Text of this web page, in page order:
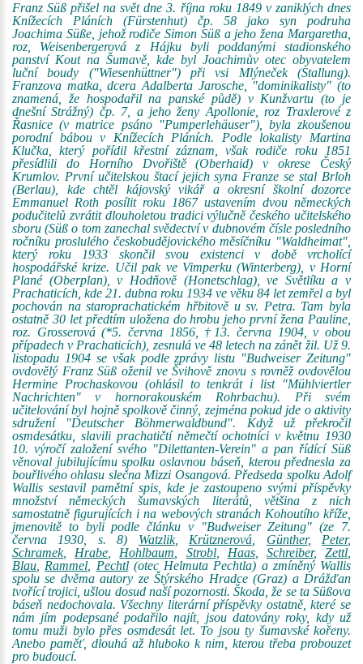
Franz Süß přišel na svět dne 3. října roku 1849 v zaniklých dnes
Knížecích Pláních (Fürstenhut) čp. 58 jako syn podruha
Joachima Süße, jehož rodiče Simon Süß a jeho žena Margaretha,
roz, Weisenbergerová z Hájku byli poddanými stadionského
panství Kout na Šumavě, kde byl Joachimův otec obyvatelem
luční boudy ("Wiesenhüttner") při vsi Mlýneček (Stallung).
Franzova matka, dcera Adalberta Jarosche, "dominikalisty" (to
znamená, že hospodařil na panské půdě) v Kunžvartu (to je
dnešní Strážný) čp. 7, a jeho ženy Apollonie, roz Traxlerové z
Řasnice (v matrice psáno "Pumperlehäuser"), byla zkoušenou
porodní bábou v Knížecích Pláních. Podle lokalisty Martina
Klučka, který pořídil křestní záznam, však rodiče roku 1851
přesídlili do Horního Dvořiště (Oberhaid) v okrese Český
Krumlov. První učitelskou štací jejich syna Franze se stal Brloh
(Berlau), kde chtěl kájovský vikář a okresní školní dozorce
Emmanuel Roth posílit roku 1867 ustavením dvou německých
podučitelů zvrátit dlouholetou tradici výlučně českého učitelského
sboru (Süß o tom zanechal svědectví v dubnovém čísle posledního
ročníku proslulého českobudějovického měsíčníku "Waldheimat",
který roku 1933 skončil svou existenci v době vrcholící
hospodářské krize. Učil pak ve Vimperku (Winterberg), v Horní
Plané (Oberplan), v Hodňově (Honetschlag), ve Světlíku a v
Prachaticích, kde 21. dubna roku 1934 ve věku 84 let zemřel a byl
pochován na staroprachatickém hřbitově u sv. Petra. Tam byla
ostatně 30 let předtím uložena do hrobu jeho první žena Pauline,
roz. Grosserová (*5. června 1856, †13. června 1904, v obou
případech v Prachaticích), zesnulá ve 48 letech na zánět žil. Už 9.
listopadu 1904 se však podle zprávy listu "Budweiser Zeitung"
ovdovělý Franz Süß oženil ve Švihově znovu s rovněž ovdovělou
Hermine Prochaskovou (ohlásil to tenkrát i list "Mühlviertler
Nachrichten" v hornorakouském Rohrbachu). Při svém
učitelování byl hojně spolkově činný, zejména pokud jde o aktivity
sdružení "Deutscher Böhmerwaldbund". Když už překročil
osmdesátku, slavili prachatičtí němečtí ochotníci v květnu 1930
10. výročí založení svého "Dilettanten-Verein" a pan řídící Süß
věnoval jubilujícímu spolku oslavnou báseň, kterou přednesla za
bouřlivého ohlasu slečna Mizzi Osangová. Předseda spolku Adolf
Wallis sestavil pamětní spis, kde je zastoupeno svými příspěvky
množství německých šumavských literátů, většina z nich
samostatně figurujících i na webových stranách Kohoutího kříže,
jmenovitě to byli podle článku v "Budweiser Zeitung" (ze 7.
června 1930, s. 8) Watzlik, Krütznerová Günther, Peter,
Schramek, Hrabe Hohlbaum Strobl, Haas, Schreiber,Zettl
Blau
Rammel Pechtl(otec Helmuta Pechtla) a zmíněný Wallis
spolu se dvěma autory ze Štýrského Hradce (Graz) a Drážďan
tvořící trojici, ušlou dosud naší pozornosti. Škoda, že se ta Süßova
báseň nedochovala. Všechny literární příspěvky ostatně, které se
nám jím podepsané podařilo najít, jsou datovány roky, kdy už
tomu muži bylo přes osmdesát let. To jsou ty šumavské kořeny.
Anebo paměť, dlouhá až hluboko k nim, kterou třeba probouzet
pro budoucí.